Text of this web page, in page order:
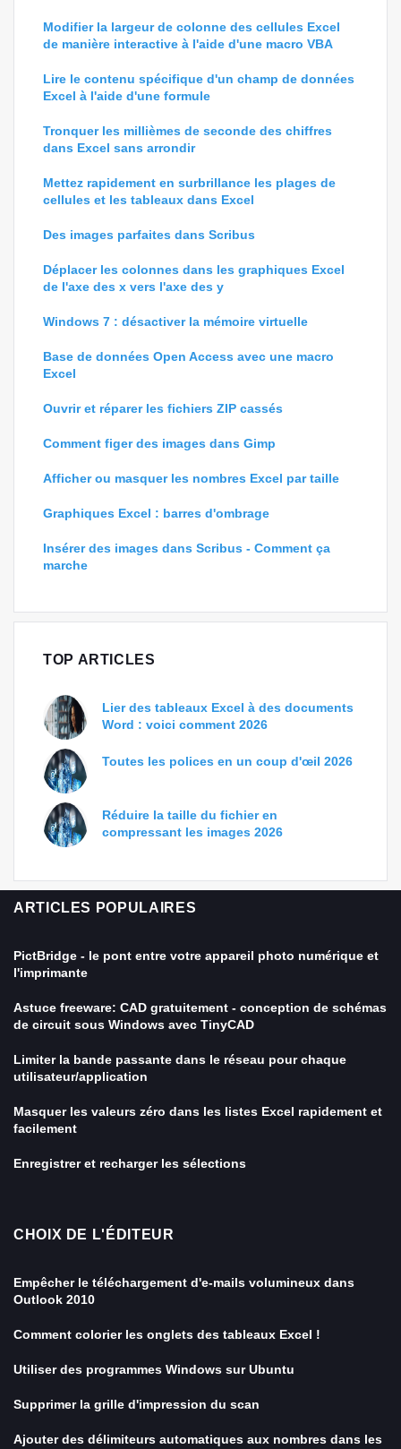
Modifier la largeur de colonne des cellules Excel
de manière interactive à l'aide d'une macro VBA
Lire le contenu spécifique d'un champ de données
Excel à l'aide d'une formule
Tronquer les millièmes de seconde des chiffres
dans Excel sans arrondir
Mettez rapidement en surbrillance les plages de
cellules et les tableaux dans Excel
Des images parfaites dans Scribus
Déplacer les colonnes dans les graphiques Excel
de l'axe des x vers l'axe des y
Windows 7 : désactiver la mémoire virtuelle
Base de données Open Access avec une macro
Excel
Ouvrir et réparer les fichiers ZIP cassés
Comment figer des images dans Gimp
Afficher ou masquer les nombres Excel par taille
Graphiques Excel : barres d'ombrage
Insérer des images dans Scribus - Comment ça
marche
TOP ARTICLES
Lier des tableaux Excel à des documents
Word : voici comment 2026
Toutes les polices en un coup d'œil 2026
Réduire la taille du fichier en
compressant les images 2026
ARTICLES POPULAIRES
PictBridge - le pont entre votre appareil photo numérique et
l'imprimante
Astuce freeware: CAD gratuitement - conception de schémas
de circuit sous Windows avec TinyCAD
Limiter la bande passante dans le réseau pour chaque
utilisateur/application
Masquer les valeurs zéro dans les listes Excel rapidement et
facilement
Enregistrer et recharger les sélections
CHOIX DE L'ÉDITEUR
Empêcher le téléchargement d'e-mails volumineux dans
Outlook 2010
Comment colorier les onglets des tableaux Excel !
Utiliser des programmes Windows sur Ubuntu
Supprimer la grille d'impression du scan
Ajouter des délimiteurs automatiques aux nombres dans les